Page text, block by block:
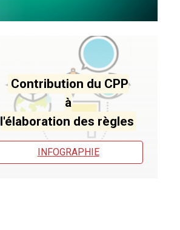
Contribution du CPP
à
l'élaboration des règles
INFOGRAPHIE